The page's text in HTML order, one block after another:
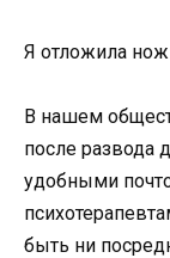
Я отложила нож
В нашем
после развода
удобными
быть ни